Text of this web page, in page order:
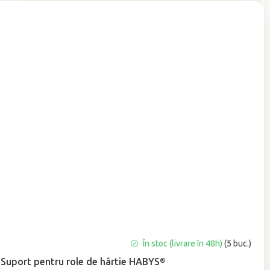
Suport pentru role de hârtie HABYS®
a
În stoc (livrare în 48h)(5 buc.)